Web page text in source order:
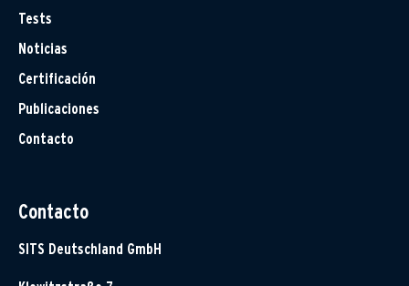
Tests
Noticias
Certificación
Publicaciones
Contacto
Contacto
SITS Deutschland GmbH